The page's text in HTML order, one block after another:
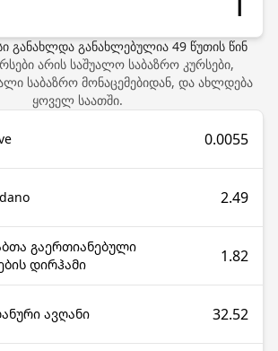
განახლდა განახლებულია 49წუთის წინ
არის საშუალო საბაზრო კურსები,
საბაზრო მონაცემებიდან, და ახლდება
ყოველ საათში.
0.0055
2.49
გაერთიანებული
დირჰამი
1.82
ავღანი 32.52